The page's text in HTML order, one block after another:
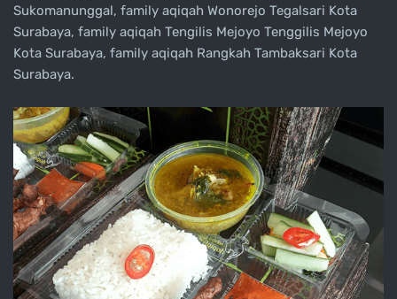
Sukomanunggal, family aqiqah Wonorejo Tegalsari Kota
Surabaya, family aqiqah Tengilis Mejoyo Tenggilis Mejoyo
Kota Surabaya, family aqiqah Rangkah Tambaksari Kota
Surabaya.